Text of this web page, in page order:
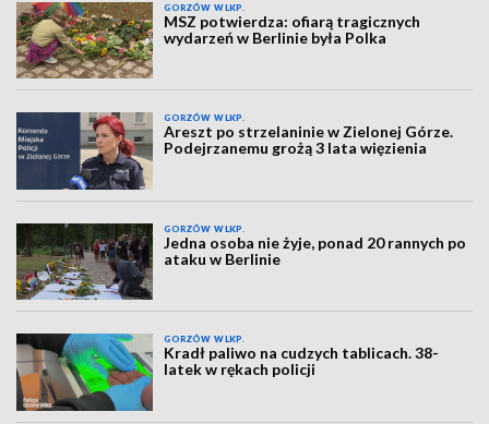
GORZÓW WLKP.
MSZ potwierdza: ofiarą tragicznych
wydarzeń w Berlinie była Polka
GORZÓW WLKP.
Areszt po strzelaninie w Zielonej Górze.
Podejrzanemu grożą 3 lata więzienia
GORZÓW WLKP.
Jedna osoba nie żyje, ponad 20 rannych po
ataku w Berlinie
GORZÓW WLKP.
Kradł paliwo na cudzych tablicach. 38-
latek w rękach policji